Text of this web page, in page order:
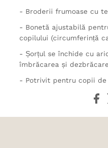
- Broderii frumoase cu
- Bonetă ajustabilă
copilului (circumferință
- Șorțul se închide cu
îmbrăcarea și
- Potrivit pentru copii de